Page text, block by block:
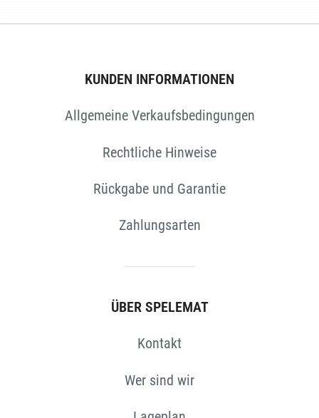
KUNDEN INFORMATIONEN
Allgemeine Verkaufsbedingungen
Rechtliche Hinweise
Rückgabe und Garantie
Zahlungsarten
ÜBER SPELEMAT
Kontakt
Wer sind wir